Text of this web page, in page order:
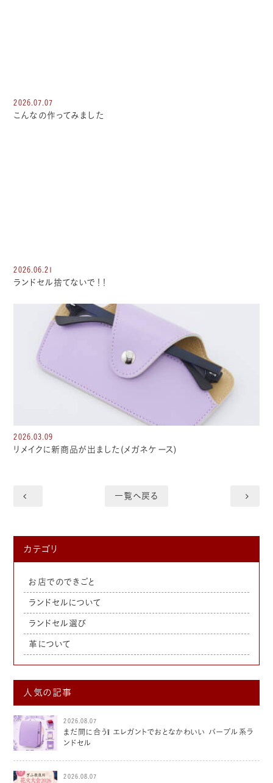
2026.07.07
こんなの作ってみました
2026.06.21
ランドセル捨てないで！！
2026.03.09
リメイクに新商品が出ました(メガネケース)
一覧へ戻る
カテゴリ
お店でのできごと
ランドセルについて
ランドセル選び
革について
人気の記事
2026.08.07
まだ間に合う❕ エレガントでおとなかわいい パープル系ラ
ンドセル
2026.08.07